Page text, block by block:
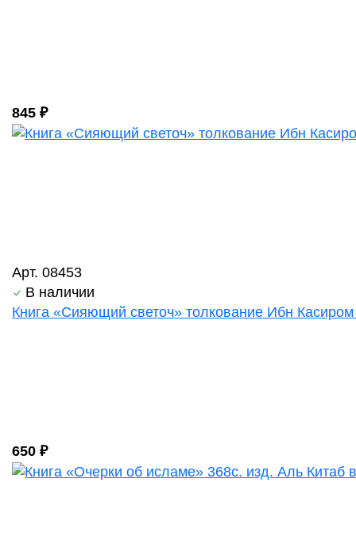
845 ₽
Арт. 08453
В наличии
Книга «Сияющий светоч» толкование Ибн
650 ₽